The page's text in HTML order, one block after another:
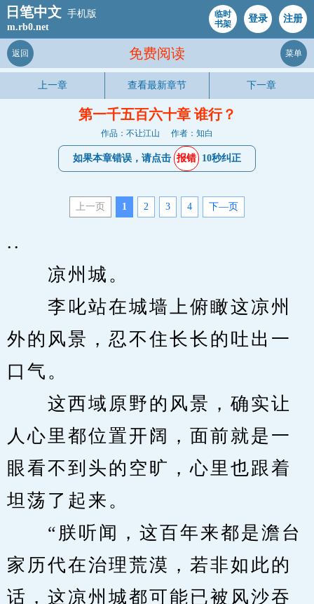
日笔中文 手机版
m.rb0.net
临时
书架
登录 注册
免费阅读
返回 菜单
上一章 查看最新章节 下一章
第一千五百六十章 谁行？
作品：不让江山 作者：知白
如果本章错误，请点击 报错 10秒纠正
上一页 1 2 3 4 下—页
..
凉州城。
李叱站在城墙上俯瞰这凉州
外的风景，忍不住长长的吐出一
口气。
这西域原野的风景，确实让
人心里都位置开阔，面前就是一
眼看不到头的空旷，心里也跟着
坦荡了起来。
“朕听闻，这百年来都是澹台
家历代在治理荒漠，若非如此的
话，这凉州城都可能已被风沙吞